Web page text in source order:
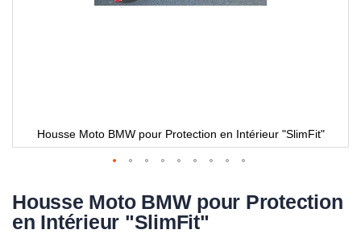
Housse Moto BMW pour Protection en Intérieur "SlimFit"
Housse Moto BMW pour Protection
en Intérieur "SlimFit"